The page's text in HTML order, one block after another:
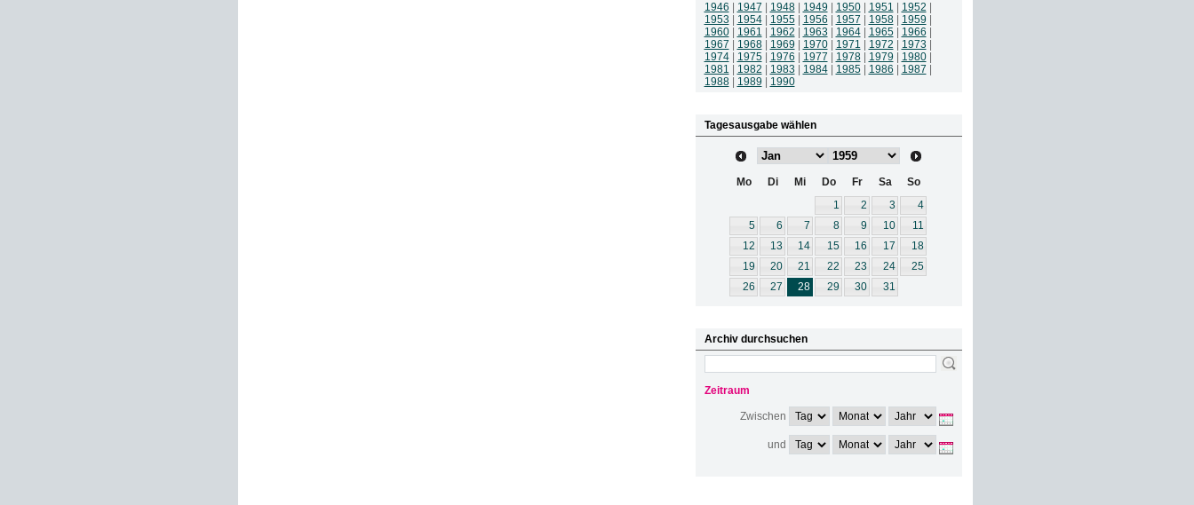
1946
1947 1948| 1949 1950| 1951 1952
1953
1954| 1955| 1956 1957 1958| 1959
1960| 1961 1962 1963 1964| 1965| 1966
1967
1968| 1969 1970| 1971 1972 1973
1974| 1975| 1976 1977 1978| 1979 1980|
1981
1982 1983 1984| 1985| 1986 1987
1988| 1989 1990
Tagesausgabe wählen
Mo Di Mi Do Fr Sa
So
1
2 3
4
5
6 7 8 9 10
11
12
13 14 15 16 17
18
19
20 21 22 23 24
25
26
27 28 29 30 31
Archiv durchsuchen
Zeitraum
Zwischen
und